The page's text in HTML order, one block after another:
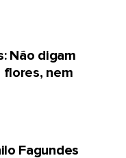
Não digam
flores, nem
Fagundes